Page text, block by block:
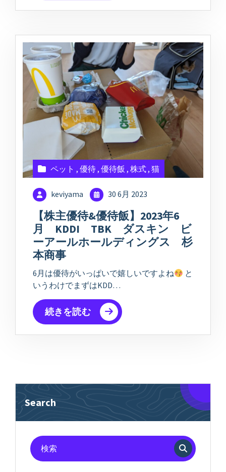
ペット , 優待, 優待飯 , 株式, 猫
keviyama 30 6月 2023
【株主優待&優待飯】2023年6
月 KDDI TBK ダスキン ビ
ーアールホールディングス 杉
本商事
6月は優待がいっぱいで嬉しいですよね
と
いうわけでまずはKDD…
続きを読む
Search
検
索